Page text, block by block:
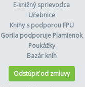
E-knižný sprievodca
Učebnice
Knihy s podporou FPU
Gorila podporuje Plamienok
Poukážky
Bazár kníh
Odstúpiť od zmluvy